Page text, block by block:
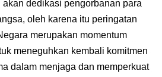
akan dedikasi pengorbanan para
oleh karena itu peringatan
merupakan momentum
meneguhkan kembali komitmen
dalam menjaga dan memperkuat